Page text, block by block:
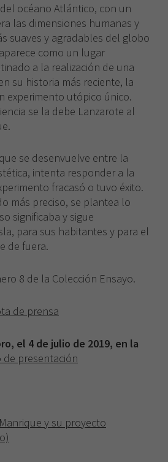
océano Atlántico, con un
las dimensiones humanas y
suaves y agradables del globo
como un lugar
a la realización de una
su historia más reciente, la
experimento utópico único.
se la debe Lanzarote al
se desenvuelve entre la
intenta responder a la
fracasó o tuvo éxito.
más preciso, se plantea lo
significaba y sigue
para sus habitantes y para el
de fuera.
8 de la Colección Ensayo.
de prensa
el 4 de julio de 2019, en la
de presentación
Manrique y su proyecto